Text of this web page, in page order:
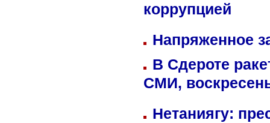
коррупцией
Напряженное
В Сдероте
СМИ,
Нетаниягу: